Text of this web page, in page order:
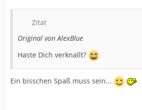
Zitat
Original von AlexBlue
Haste Dich verknallt?
Ein bisschen Spaß muss sein...